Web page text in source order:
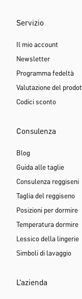
Servizio
Il mio account
Newsletter
Programma fedeltà
Valutazione del prodot
Codici sconto
Consulenza
Blog
Guida alle taglie
Consulenza reggiseni
Taglia del reggiseno
Posizioni per dormire
Temperatura dormire
Lessico della lingerie
Simboli di lavaggio
L'azienda